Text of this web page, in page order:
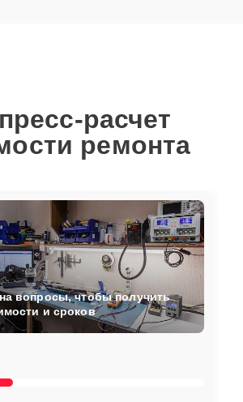
расчет
ремонта
вопросы, чтобы получить
и сроков